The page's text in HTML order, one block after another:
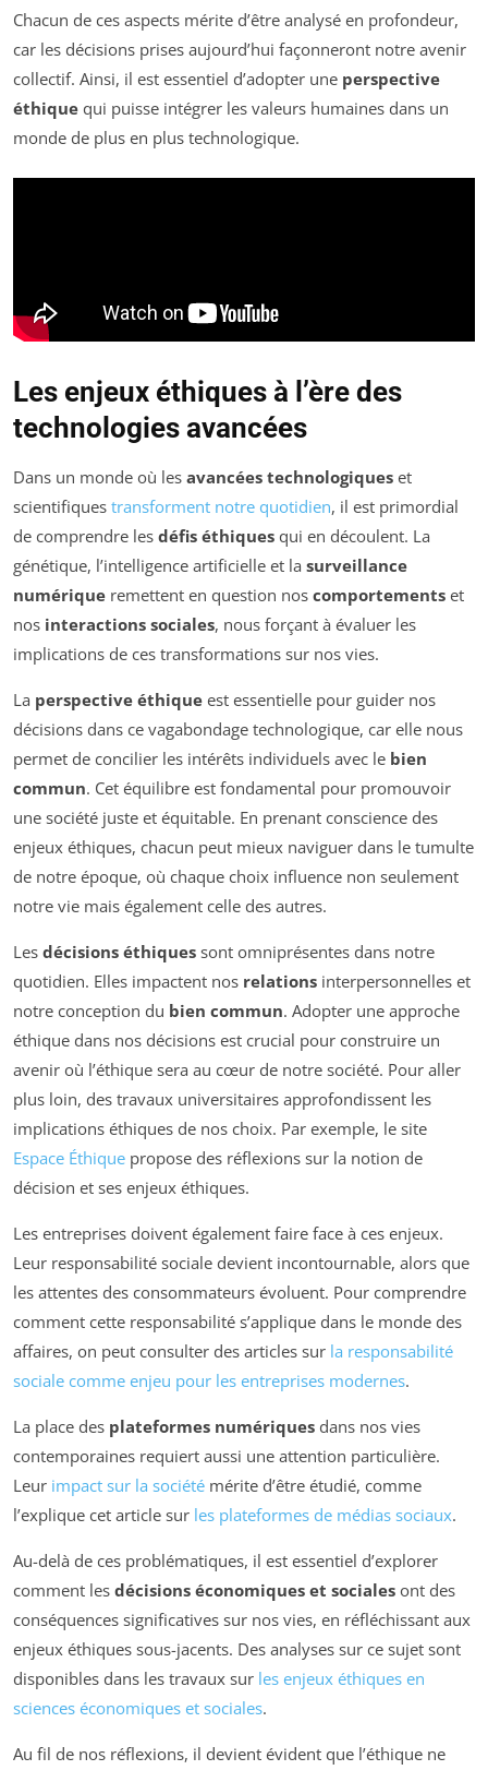
Chacun de ces aspects mérite d’être analysé en profondeur,
car les décisions prises aujourd’hui façonneront notre avenir
collectif. Ainsi, il est essentiel d’adopter une perspective
éthique qui puisse intégrer les valeurs humaines dans un
monde de plus en plus technologique.
Les enjeux éthiques à l’ère des
technologies avancées
Dans un monde où les avancées technologiques et
scientifiques transforment notre quotidien, il est primordial
de comprendre les défis éthiques qui en découlent. La
génétique, l’intelligence artificielle et la surveillance
numérique remettent en question nos comportements et
nos interactions sociales, nous forçant à évaluer les
implications de ces transformations sur nos vies.
La perspective éthique est essentielle pour guider nos
décisions dans ce vagabondage technologique, car elle nous
permet de concilier les intérêts individuels avec le bien
commun. Cet équilibre est fondamental pour promouvoir
une société juste et équitable. En prenant conscience des
enjeux éthiques, chacun peut mieux naviguer dans le tumulte
de notre époque, où chaque choix influence non seulement
notre vie mais également celle des autres.
Les décisions éthiques sont omniprésentes dans notre
quotidien. Elles impactent nos relations interpersonnelles et
notre conception du bien commun. Adopter une approche
éthique dans nos décisions est crucial pour construire un
avenir où l’éthique sera au cœur de notre société. Pour aller
plus loin, des travaux universitaires approfondissent les
implications éthiques de nos choix. Par exemple, le site
Espace Éthique propose des réflexions sur la notion de
décision et ses enjeux éthiques.
Les entreprises doivent également faire face à ces enjeux.
Leur responsabilité sociale devient incontournable, alors que
les attentes des consommateurs évoluent. Pour comprendre
comment cette responsabilité s’applique dans le monde des
affaires, on peut consulter des articles sur la responsabilité
sociale comme enjeu pour les entreprises modernes.
La place des plateformes numériques dans nos vies
contemporaines requiert aussi une attention particulière.
Leur impact sur la société mérite d’être étudié, comme
l’explique cet article sur les plateformes de médias sociaux.
Au-delà de ces problématiques, il est essentiel d’explorer
comment les décisions économiques et sociales ont des
conséquences significatives sur nos vies, en réfléchissant aux
enjeux éthiques sous-jacents. Des analyses sur ce sujet sont
disponibles dans les travaux sur les enjeux éthiques en
sciences économiques et sociales.
Au fil de nos réflexions, il devient évident que l’éthique ne